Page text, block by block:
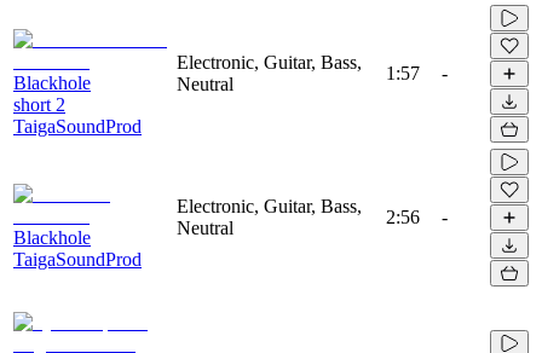
Blackhole
short 2
TaigaSoundProd
Electronic, Guitar, Bass,
Neutral
1:57 -
Blackhole
TaigaSoundProd
Electronic, Guitar, Bass,
Neutral
2:56 -